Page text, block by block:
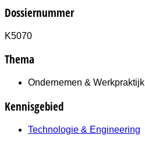
Dossiernummer
K5070
Thema
Ondernemen & Werkpraktijk
Kennisgebied
Technologie & Engineering